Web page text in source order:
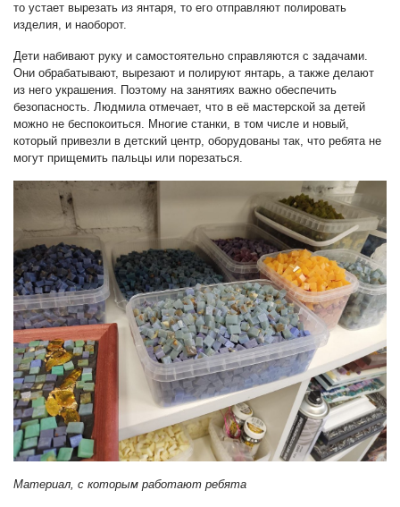
то устает вырезать из янтаря, то его отправляют полировать
изделия, и наоборот.
Дети набивают руку и самостоятельно справляются с задачами.
Они обрабатывают, вырезают и полируют янтарь, а также делают
из него украшения. Поэтому на занятиях важно обеспечить
безопасность. Людмила отмечает, что в её мастерской за детей
можно не беспокоиться. Многие станки, в том числе и новый,
который привезли в детский центр, оборудованы так, что ребята не
могут прищемить пальцы или порезаться.
Материал, с которым работают ребята